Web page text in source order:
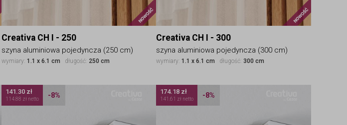
Creativa CH I - 250
szyna aluminiowa pojedyncza (250 cm)
wymiary: 1.1 x 6.1 cm długość: 250 cm
Creativa CH I - 300
szyna aluminiowa pojedyncza (300 cm)
wymiary:1.1 x 6.1 cm długość: 300 cm
141.30 zł
114.88 zł netto -8% 174.18 zł
141.61 zł netto -8%